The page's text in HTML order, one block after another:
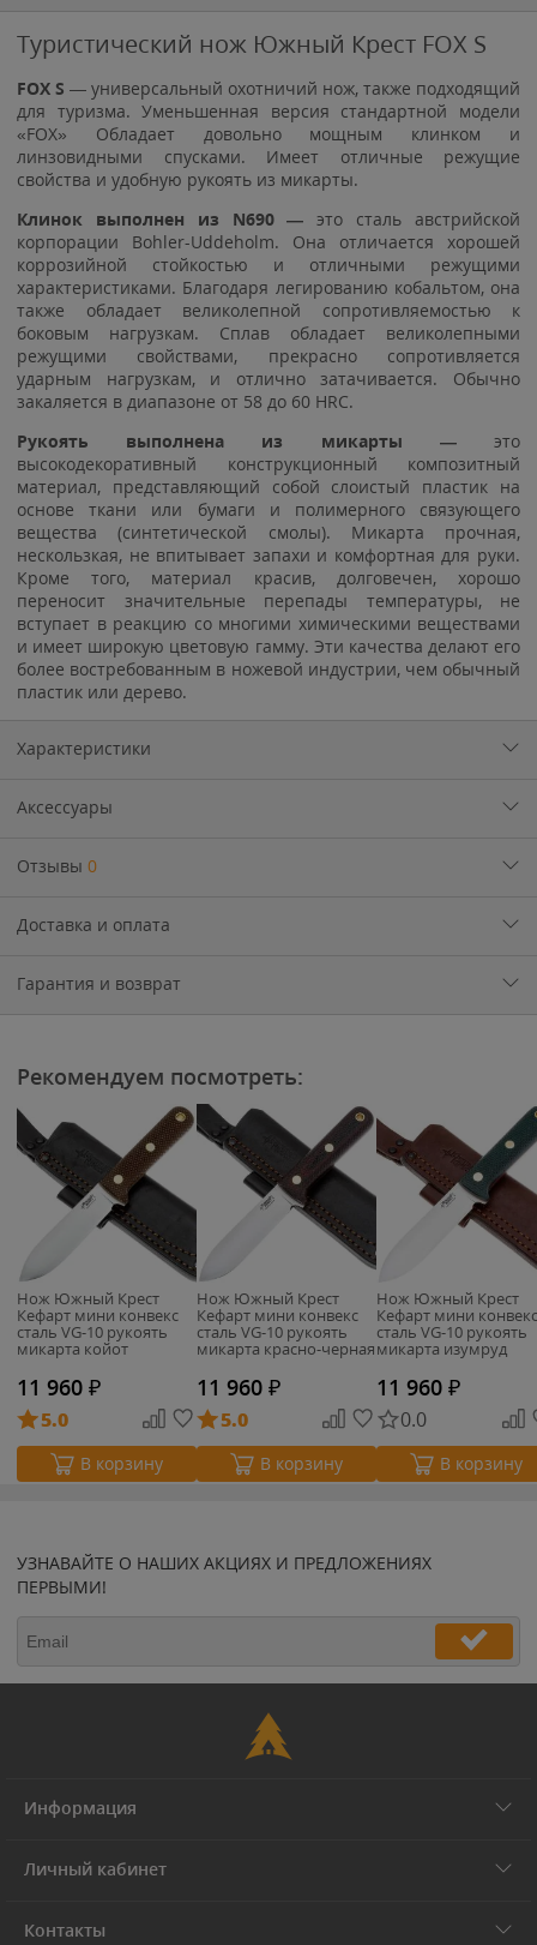
Туристический нож Южный Крест FOX S
FOX S — универсальный охотничий нож, также подходящий
для туризма. Уменьшенная версия стандартной модели
«FOX» Обладает довольно мощным клинком и
линзовидными спусками. Имеет отличные режущие
свойства и удобную рукоять из микарты.
Клинок выполнен из N690 —это сталь австрийской
корпорации Bohler-Uddeholm. Она отличается хорошей
коррозийной стойкостью и отличными режущими
характеристиками. Благодаря легированию кобальтом, она
также обладает великолепной сопротивляемостью к
боковым нагрузкам. Сплав обладает великолепными
режущими свойствами, прекрасно сопротивляется
ударным нагрузкам, и отлично затачивается. Обычно
закаляется в диапазоне от 58 до 60 HRC.
Рукоять выполнена из микарты —это
высокодекоративный конструкционный композитный
материал, представляющий собой слоистый пластик на
основе ткани или бумаги и полимерного связующего
вещества (синтетической смолы). Микарта прочная,
нескользкая, не впитывает запахи и комфортная для руки.
Кроме того, материал красив, долговечен, хорошо
переносит значительные перепады температуры, не
вступает в реакцию со многими химическими веществами
и имеет широкую цветовую гамму. Эти качества делают его
более востребованным в ножевой индустрии, чем обычный
пластик или дерево.
Характеристики
Аксессуары
Отзывы 0
Доставка и оплата
Гарантия и возврат
Рекомендуем посмотреть:
Нож Южный Крест
Кефарт мини конвекс
сталь VG-10 рукоять
микарта койот
(249.2050)
11 960 ₽
5.0
В корзину
Нож Южный Крест
Кефарт мини конвекс
сталь VG-10 рукоять
микарта красно-черная
(249.2054)
11 960 ₽
5.0
В корзину
Нож Южный Крест
Кефарт мини конвекс
сталь VG-10 рукоять
микарта изумруд
(249.2052К)
11 960 ₽
0.0
В корзину
УЗНАВАЙТЕ О НАШИХ АКЦИЯХ И ПРЕДЛОЖЕНИЯХ
ПЕРВЫМИ!
Информация
Личный кабинет
Контакты